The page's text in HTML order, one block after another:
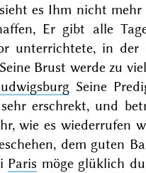
es Ihm nicht
Er gibt alle
unterrichtete, in der
Brust werde zu
Seine
erschrekt, und
wie es wiederrufen
dem guten
Paris möge glüklich